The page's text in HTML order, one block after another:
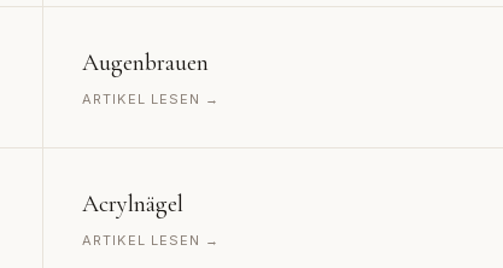
Augenbrauen
ARTIKEL LESEN →
Acrylnägel
ARTIKEL LESEN →